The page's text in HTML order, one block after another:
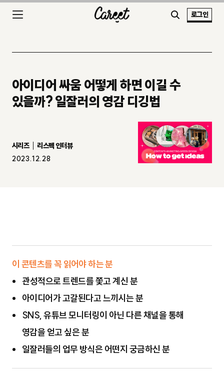
로그인
아이디어 싸움 어떻게 하면 이길 수
있을까? 일잘러의 영감 디깅법
시리즈
리스펙 인터뷰
2023.12.28
이 콘텐츠를 꼭 읽어야 하는 분
관성적으로 트렌드를 쫓고 계신 분
아이디어가 고갈된다고 느끼시는 분
SNS, 유튜브 모니터링이 아닌 다른 채널을 통해
영감을 얻고 싶은 분
일잘러들의 업무 방식은 어떤지 궁금하신 분